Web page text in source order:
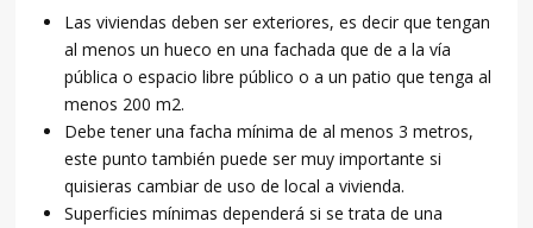
Las viviendas deben ser exteriores, es decir que tengan
al menos un hueco en una fachada que de a la vía
pública o espacio libre público o a un patio que tenga al
menos 200 m2.
Debe tener una facha mínima de al menos 3 metros,
este punto también puede ser muy importante si
quisieras cambiar de uso de local a vivienda.
Superficies mínimas dependerá si se trata de una